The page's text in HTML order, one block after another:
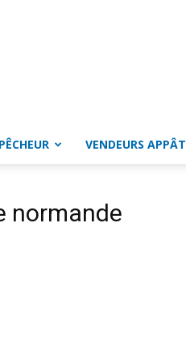
VENDEURS APPÂT
normande